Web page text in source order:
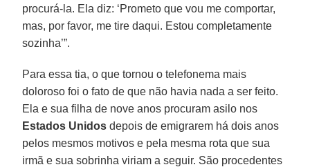
procurá-la. Ela diz: ‘Prometo que vou me comportar,
mas, por favor, me tire daqui. Estou completamente
sozinha’”.
Para essa tia, o que tornou o telefonema mais
doloroso foi o fato de que não havia nada a ser feito.
Ela e sua filha de nove anos procuram asilo nos
Estados Unidos depois de emigrarem há dois anos
pelos mesmos motivos e pela mesma rota que sua
irmã e sua sobrinha viriam a seguir. São procedentes